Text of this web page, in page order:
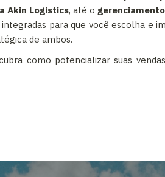
Akin Logistics, até o
para que você escolha e
de ambos.
como potencializar suas